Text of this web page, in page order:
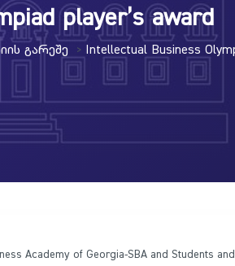
player’s award
Გარეშე > Intellectual Business
Academy of Georgia-SBA and Students